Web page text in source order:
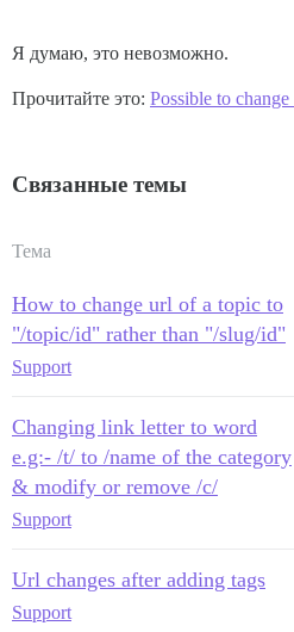
Я думаю, это невозможно.
Прочитайте это: Possible to
Связанные темы
Тема
How to change url of a topic to
"/topic/id" rather than "/slug/id"
Support
Changing link letter to word
e.g:- /t/ to /name of the category
& modify or remove /c/
Support
Url changes after adding tags
Support